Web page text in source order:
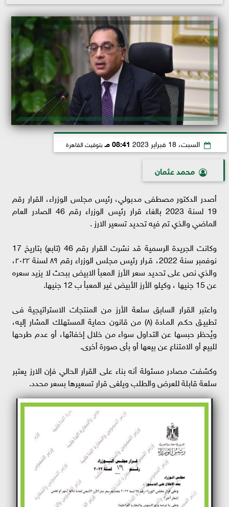
السبت، 18 فبراير 2023 08:41 مـ بتوقيت القاهرة
محمد عثمان
أصدر الدكتور مصطفى مدبولي، رئيس مجلس الوزراء، القرار رقم
19 لسنة 2023 بالغاء قرار رئيس الوزراء رقم 46 الصادر العام
الماضي والذي تم فيه تحديد تسعير الارز .
وكانت الجريدة الرسمية قد نشرت القرار رقم 46 (تابع) بتاريخ 17
نوفمبر سنة 2022، قـرار رئيس مجلس الوزراء رقم ٨٩ لسنة ٢٠٢٢،
والذي نص على تحديد سعر الأرز المعبأ الابيض ببحث لا يزيد سعره
عن 15 جنيها ، وكيلو الأرز الأبيض غير المعبأ ب 12 جنيها.
واعتبر القرار السابق سلعة الأرز من المنتجات الاستراتيجية فـى
تطبيـق حكـم المـادة (٨) من قانون حماية المستهلك المشار إليه،
ويُحظر حبسها عن التداول سواء من خلال إخفائها، أو عدم طرحها
للبيع أو الامتناع عن بيعها أو بأى صورة أخرى.
وكشفت مصادر مسئولة أنه بناء على القرار الحالي فإن الارز يعتبر
سلعة قابلة للعرض والطلب ويلغى قرار تسعيرها بسعر محدد.